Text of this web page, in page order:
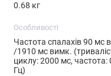
0.68 кг
Особливості
Частота спалахів 90 мс
/1910 мс вимк.
циклу: 2000 мс, частота:
Гц)